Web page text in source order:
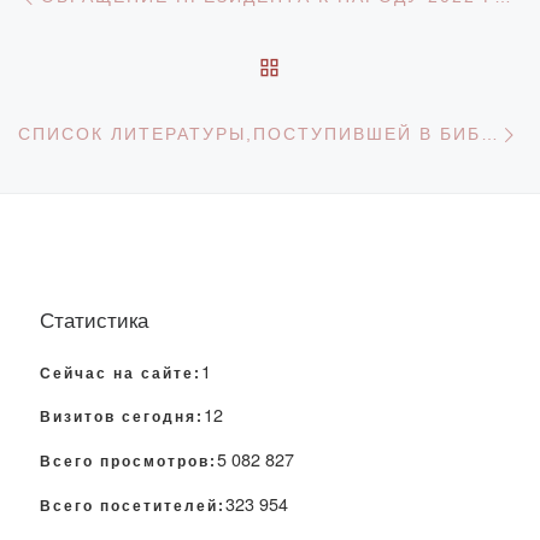
Статистика
Сейчас на сайте: 1
Визитов сегодня: 12
Всего просмотров: 5 082 827
Всего посетителей: 323 954